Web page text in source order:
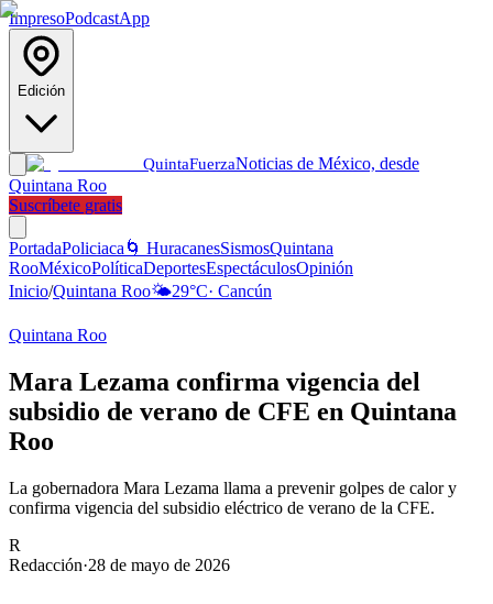
ImpresoPodcastApp
Edición
QuintaFuerzaNoticias de México, desde
Quintana Roo
Suscríbete gratis
PortadaPoliciaca 🌀 HuracanesSismosQuintana
RooMéxicoPolíticaDeportesEspectáculosOpinión
Inicio/Quintana Roo🌤️29°C· Cancún
Quintana Roo
Mara Lezama confirma vigencia del
subsidio de verano de CFE en Quintana
Roo
La gobernadora Mara Lezama llama a prevenir golpes de calor y
confirma vigencia del subsidio eléctrico de verano de la CFE.
R
Redacción·28 de mayo de 2026